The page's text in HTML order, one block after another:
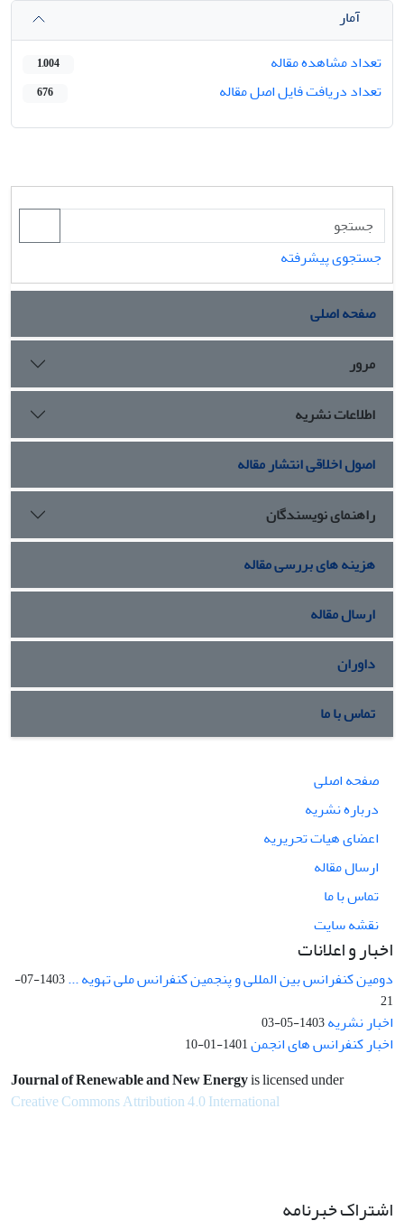
آمار
تعداد مشاهده مقاله
1,004
تعداد دریافت فایل اصل مقاله 676
جستجوی پیشرفته
صفحه اصلی
مرور
اطلاعات نشریه
اصول اخلاقی انتشار مقاله
راهنمای نویسندگان
هزینه های بررسی مقاله
ارسال مقاله
داوران
تماس با ما
صفحه اصلی
درباره نشریه
اعضای هیات تحریریه
ارسال مقاله
تماس با ما
نقشه سایت
اخبار و اعلانات
دومین کنفرانس بین المللی و پنجمین کنفرانس ملی تهویه ...
1403-07-
21
اخبار نشریه1403-05-03
اخبار کنفرانس های انجمن1401-01-10
Journal of Renewable and New Energyis licensed under
Creative Commons Attribution 4.0 International
اشتراک خبرنامه